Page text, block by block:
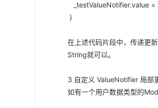
_testValueNotifier.value =
}
在上述代码片段中，传递更
String就可以。
3 自定义 ValueNotifier 局部
如有一个用户数据类型的